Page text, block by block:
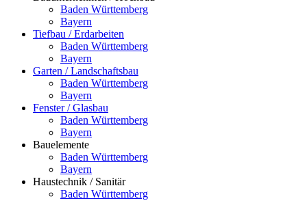
Baden Württemberg
Bayern
Tiefbau / Erdarbeiten
Baden Württemberg
Bayern
Garten / Landschaftsbau
Baden Württemberg
Bayern
Fenster / Glasbau
Baden Württemberg
Bayern
Bauelemente
Baden Württemberg
Bayern
Haustechnik / Sanitär
Baden Württemberg